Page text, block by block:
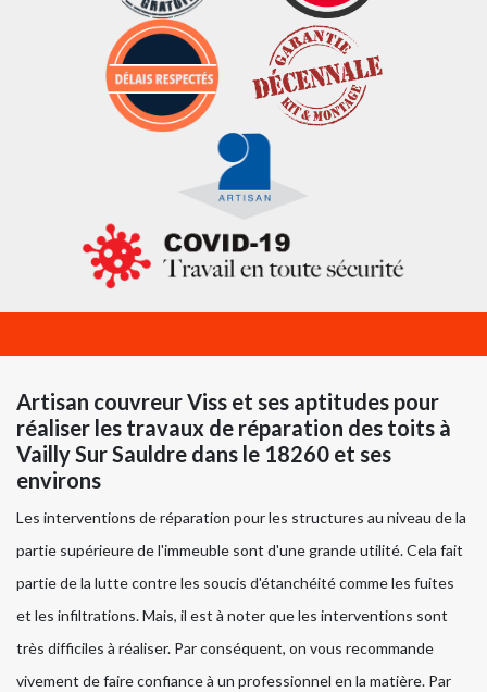
Artisan couvreur Viss et ses aptitudes pour
réaliser les travaux de réparation des toits à
Vailly Sur Sauldre dans le 18260 et ses
environs
Les interventions de réparation pour les structures au niveau de la
partie supérieure de l'immeuble sont d'une grande utilité. Cela fait
partie de la lutte contre les soucis d'étanchéité comme les fuites
et les infiltrations. Mais, il est à noter que les interventions sont
très difficiles à réaliser. Par conséquent, on vous recommande
vivement de faire confiance à un professionnel en la matière. Par